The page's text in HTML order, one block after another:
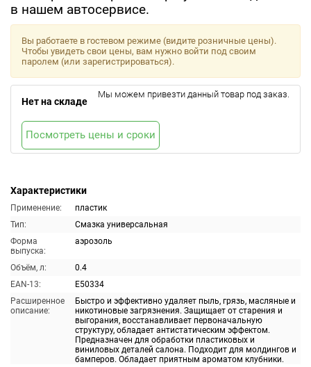
в нашем автосервисе.
Характеристики
Применение:
пластик
Тип:
Смазка универсальная
Форма
выпуска:
аэрозоль
Объём, л:
0.4
EAN-13:
E50334
Расширенное
описание:
Быстро и эффективно удаляет пыль, грязь, масляные и
никотиновые загрязнения. Защищает от старения и
выгорания, восстанавливает первоначальную
структуру, обладает антистатическим эффектом.
Предназначен для обработки пластиковых и
виниловых деталей салона. Подходит для молдингов и
бамперов. Обладает приятным ароматом клубники.
Вы работаете в гостевом режиме (видите розничные цены).
Чтобы увидеть свои цены, вам нужно войти под своим
паролем (или зарегистрироваться).
Нет на складе
Мы можем привезти данный товар под заказ.
Посмотреть цены и сроки